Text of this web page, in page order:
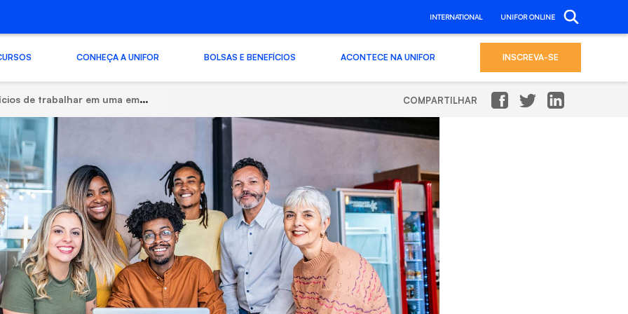
INTERNATIONAL UNIFOR ONLINE
CONHEÇA A UNIFOR BOLSAS E BENEFÍCIOS ACONTECE NA UNIFOR INSCREVA-SE
trabalhar em uma empresa que valoriza a diversidade COMPARTILHAR